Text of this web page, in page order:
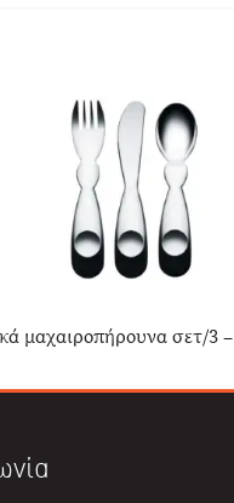
μαχαιροπήρουνα σετ/3 –